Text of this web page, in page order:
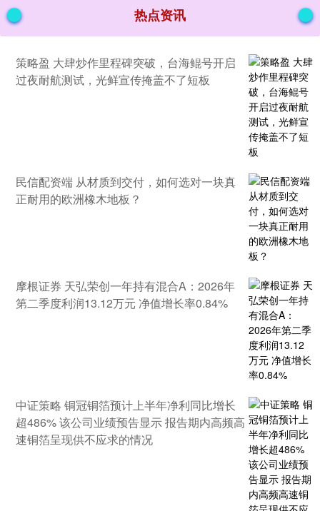
热点资讯
策略盈 大肆炒作里程碑突破，台海鲲号开启
过夜耐航测试，光鲜宣传掩盖不了短板
民信配资端 从材质到交付，如何选对一块真
正耐用的欧洲橡木地板？
摩根证券 天弘荣创一年持有混合A：2026年
第二季度利润13.12万元 净值增长率0.84%
中证策略 铜冠铜箔预计上半年净利同比增长
超486% 该公司业绩预告显示 报告期内高频高
速铜箔呈现供不应求的情况